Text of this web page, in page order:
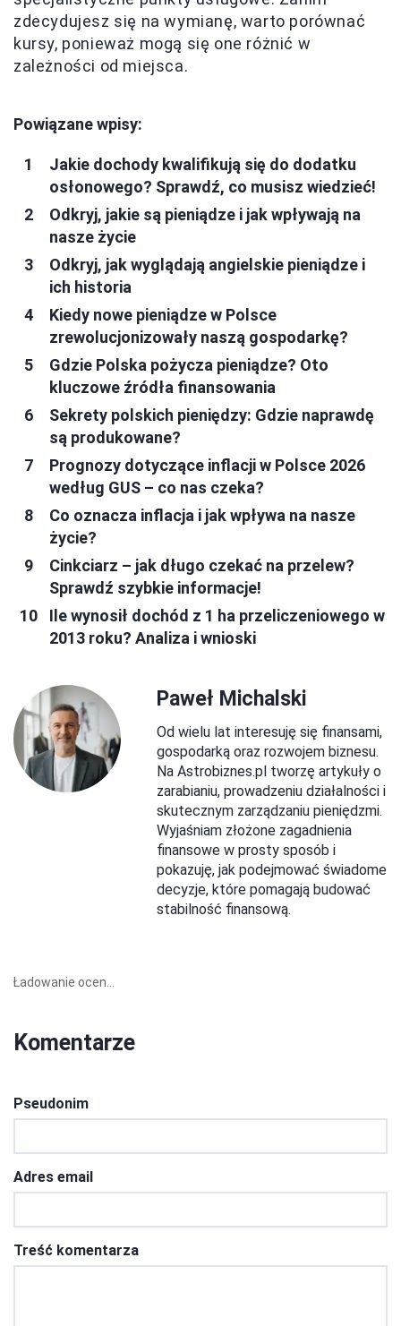
zdecydujesz się na wymianę, warto porównać
kursy, ponieważ mogą się one różnić w
zależności od miejsca.
Powiązane wpisy:
Jakie dochody kwalifikują się do dodatku
osłonowego? Sprawdź, co musisz wiedzieć!
Odkryj, jakie są pieniądze i jak wpływają na
nasze życie
Odkryj, jak wyglądają angielskie pieniądze i
ich historia
Kiedy nowe pieniądze w Polsce
zrewolucjonizowały naszą gospodarkę?
Gdzie Polska pożycza pieniądze? Oto
kluczowe źródła finansowania
Sekrety polskich pieniędzy: Gdzie naprawdę
są produkowane?
Prognozy dotyczące inflacji w Polsce 2026
według GUS – co nas czeka?
Co oznacza inflacja i jak wpływa na nasze
życie?
Cinkciarz – jak długo czekać na przelew?
Sprawdź szybkie informacje!
Ile wynosił dochód z 1 ha przeliczeniowego w
2013 roku? Analiza i wnioski
Paweł Michalski
Od wielu lat interesuję się finansami,
gospodarką oraz rozwojem biznesu.
Na Astrobiznes.pl tworzę artykuły o
zarabianiu, prowadzeniu działalności i
skutecznym zarządzaniu pieniędzmi.
Wyjaśniam złożone zagadnienia
finansowe w prosty sposób i
pokazuję, jak podejmować świadome
decyzje, które pomagają budować
stabilność finansową.
Ładowanie ocen...
Komentarze
Pseudonim
Adres email
Treść komentarza